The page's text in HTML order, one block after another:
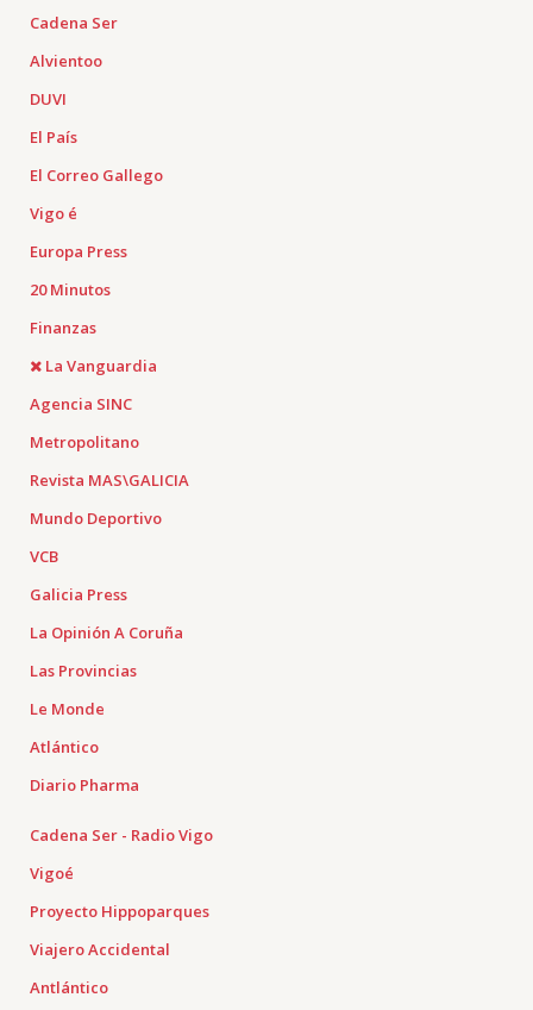
Cadena Ser
Alvientoo
DUVI
El País
El Correo Gallego
Vigo é
Europa Press
20 Minutos
Finanzas
La Vanguardia
Agencia SINC
Metropolitano
Revista MAS\GALICIA
Mundo Deportivo
VCB
Galicia Press
La Opinión A Coruña
Las Provincias
Le Monde
Atlántico
Diario Pharma
Cadena Ser - Radio Vigo
Vigoé
Proyecto Hippoparques
Viajero Accidental
Antlántico